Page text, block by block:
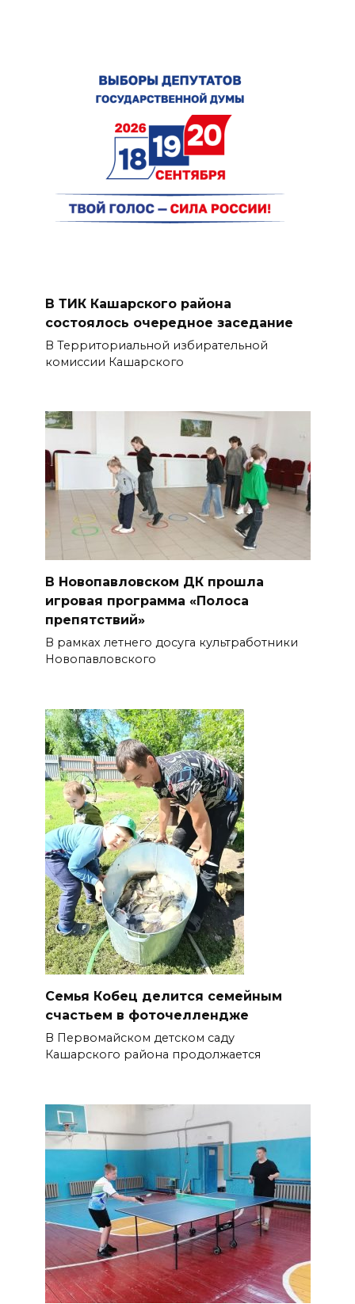
В ТИК Кашарского района
состоялось очередное заседание
В Территориальной избирательной
комиссии Кашарского
В Новопавловском ДК прошла
игровая программа «Полоса
препятствий»
В рамках летнего досуга культработники
Новопавловского
Семья Кобец делится семейным
счастьем в фоточеллендже
В Первомайском детском саду
Кашарского района продолжается